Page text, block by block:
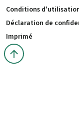
Conditions
Déclaration de
Imprimé